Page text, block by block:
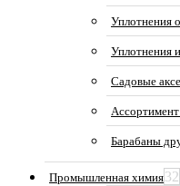
Уплотнения
Уплотнения
Садовые
Барабаны
Промышленная химия32